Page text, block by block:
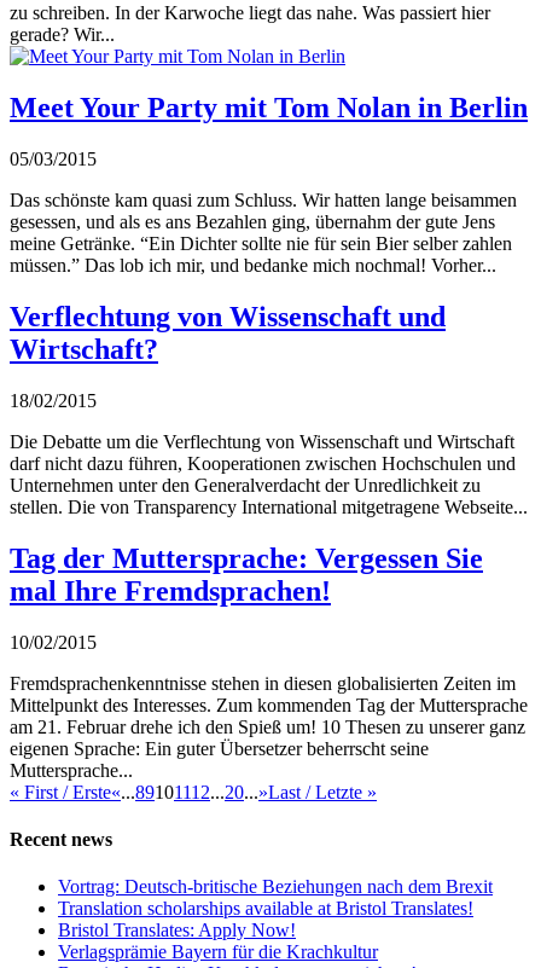
zu schreiben. In der Karwoche liegt das nahe. Was passiert hier
gerade? Wir...
Meet Your Party mit Tom Nolan in Berlin
05/03/2015
Das schönste kam quasi zum Schluss. Wir hatten lange beisammen
gesessen, und als es ans Bezahlen ging, übernahm der gute Jens
meine Getränke. “Ein Dichter sollte nie für sein Bier selber zahlen
müssen.” Das lob ich mir, und bedanke mich nochmal! Vorher...
Verflechtung von Wissenschaft und
Wirtschaft?
18/02/2015
Die Debatte um die Verflechtung von Wissenschaft und Wirtschaft
darf nicht dazu führen, Kooperationen zwischen Hochschulen und
Unternehmen unter den Generalverdacht der Unredlichkeit zu
stellen. Die von Transparency International mitgetragene Webseite...
Tag der Muttersprache: Vergessen Sie
mal Ihre Fremdsprachen!
10/02/2015
Fremdsprachenkenntnisse stehen in diesen globalisierten Zeiten im
Mittelpunkt des Interesses. Zum kommenden Tag der Muttersprache
am 21. Februar drehe ich den Spieß um! 10 Thesen zu unserer ganz
eigenen Sprache: Ein guter Übersetzer beherrscht seine
Muttersprache...
« First / Erste«...89101112...20...»Last / Letzte »
Recent news
Vortrag: Deutsch-britische Beziehungen nach dem Brexit
Translation scholarships available at Bristol Translates!
Bristol Translates: Apply Now!
Verlagsprämie Bayern für die Krachkultur